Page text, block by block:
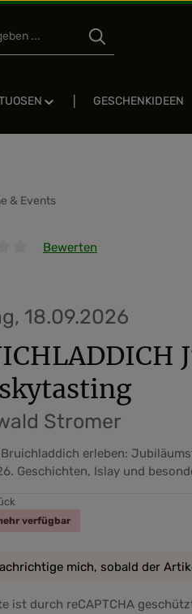
GESCHENKIDEEN
& Events
Bewerten
18.09.2026
Stromer
erleben:
Geschichten, Islay und
verfügbar
mich, sobald der
ist durch reCAPTCHA